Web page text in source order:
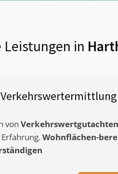
Leistungen in
Verkehrswertermittlung
von Verkehrswertgutachten
Wohnflächen-